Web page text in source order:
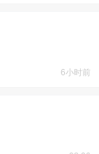
6小时前